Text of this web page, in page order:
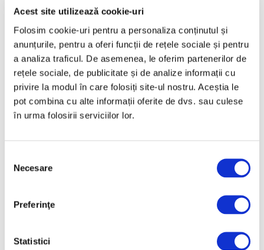
Acest site utilizează cookie-uri
Folosim cookie-uri pentru a personaliza conținutul și
anunțurile, pentru a oferi funcții de rețele sociale și pentru
a analiza traficul. De asemenea, le oferim partenerilor de
rețele sociale, de publicitate și de analize informații cu
privire la modul în care folosiți site-ul nostru. Aceștia le
pot combina cu alte informații oferite de dvs. sau culese
în urma folosirii serviciilor lor.
consimțământului
Necesare
Preferinţe
Statistici
Activistă vizuală sud-africană,
important premiu în fotografie
9 Martie 2026
lui Brâncuși, în expoziție